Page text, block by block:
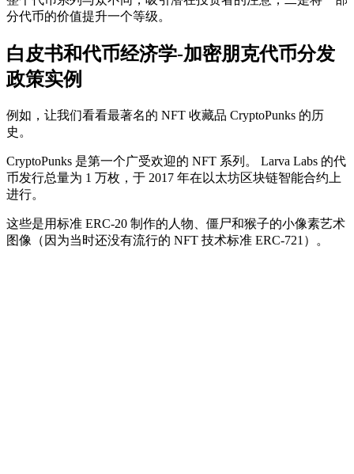
分代币的价值提升一个等级。
白皮书和代币经济学-加密朋克代币分发
政策实例
例如，让我们看看最著名的 NFT 收藏品 CryptoPunks 的历
史。
CryptoPunks 是第一个广受欢迎的 NFT 系列。 Larva Labs 的代
币发行总量为 1 万枚，于 2017 年在以太坊区块链智能合约上
进行。
这些是用标准 ERC-20 制作的人物、僵尸和猴子的小像素艺术
图像（因为当时还没有流行的 NFT 技术标准 ERC-721）。